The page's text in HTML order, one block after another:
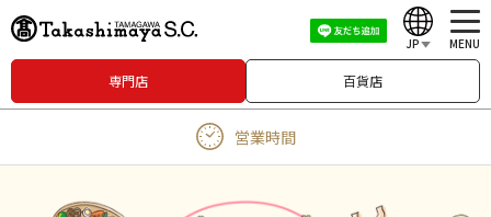
専門店 百貨店
JP
English
MENU
営業時間